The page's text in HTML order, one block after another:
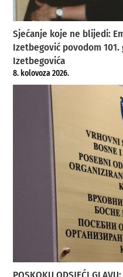
Sjećanje koje ne blijedi:
Izetbegović povodom
Izetbegovića
8. kolovoza 2026.